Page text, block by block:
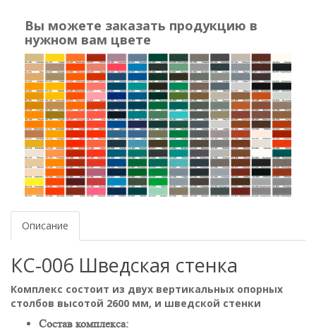
Вы можете заказать продукцию в
нужном вам цвете
Описание
КС-006 Шведская стенка
Комплекс состоит из двух вертикальных опорных
столбов высотой 2600 мм, и шведской стенки
Состав комплекса: